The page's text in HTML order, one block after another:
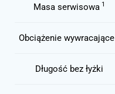
Masa serwisowa 1
Obciążenie wywracające
Długość bez łyżki